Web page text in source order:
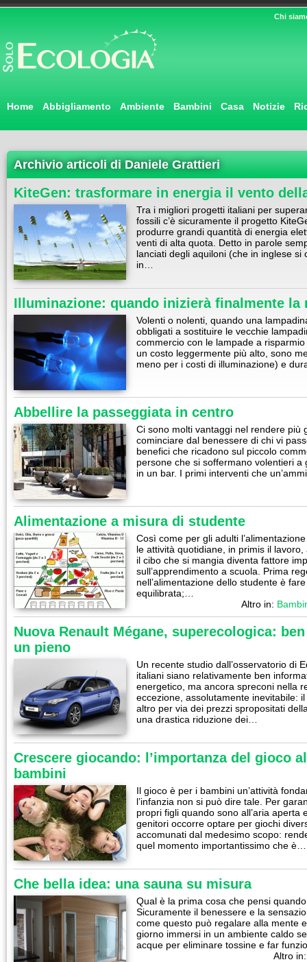
Chi
Home Abbigliamento Ambiente Bambini Casa Notizie
Archivio articoli di Daniele Grattieri
KiteGen: trasformare in energia il vento
Tra i migliori progetti italiani per
fossili c’è sicuramente il progetto
produrre grandi quantità di energia
venti di alta quota. Detto in parole
lanciati degli aquiloni (che in inglese si
in…
Illuminazione: quando inizierà finalmente la
Volenti o nolenti, quando una
obbligati a sostituire le vecchie
commercio con le lampade a
un costo leggermente più alto, sono
meno per i costi di illuminazione) e
Abbellire la passeggiata in centro
Ci sono molti vantaggi nel rendere più
cominciare dal benessere di chi vi
benefici che ricadono sul piccolo
persone che si soffermano volentieri
in un bar. I primi interventi che
Alimentazione a misura di studente
Così come per gli adulti
le attività quotidiane, in primis il
il cibo che si mangia diventa fattore
sull’apprendimento a scuola. Prima
nell’alimentazione dello studente è
equilibrata;…
Altro in:
Nuova Renault Mégane, superecologica:
un pieno
Un recente studio dall’osservatorio di
italiani siano relativamente ben
energetico, ma ancora spreconi nella
eccezione, assolutamente inevitabile:
altro per via dei prezzi spropositati
una drastica riduzione dei…
Crescere giocando: l’importanza del gioco
bambini
Il gioco è per i bambini un’attività
l’infanzia non si può dire tale. Per
propri figli quando sono all’aria aperta
genitori occorre optare per giochi
accomunati dal medesimo scopo:
quel momento importantissimo che è…
Che bella idea: una sauna su misura
Qual è la prima cosa che pensi
Sicuramente il benessere e la
come questo può regalare alla mente
giorno immersi in un ambiente caldo
acque per eliminare tossine e far
Altro